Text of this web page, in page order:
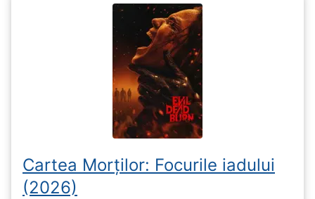
Cartea Morților: Focurile iadului
(2026)